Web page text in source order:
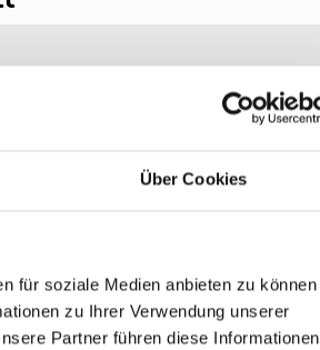
Über Cookies
für soziale Medien anbieten zu können
zu Ihrer Verwendung unserer
Partner führen diese Informationen